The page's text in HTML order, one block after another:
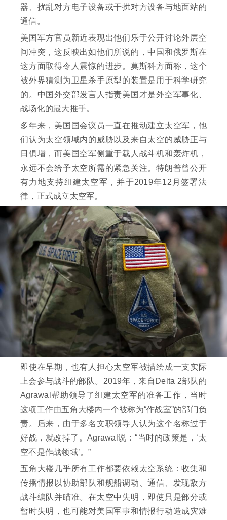
器、扰乱对方电子设备或干扰对方设备与地面站的
通信。
美国军方官员新近表现出他们乐于公开讨论外层空
间冲突，这反映出如他们所说的，中国和俄罗斯在
这方面取得令人震惊的进步。莫斯科方面称，这个
被外界猜测为卫星杀手原型的装置是用于科学研究
的。中国外交部发言人指责美国才是外空军事化、
战场化的最大推手。
多年来，美国国会议员一直在推动建立太空军，他
们认为太空领域内的威胁以及来自太空的威胁正与
日俱增，而美国空军侧重于载人战斗机和轰炸机，
永远不会给予太空所需的紧急关注。特朗普曾公开
有力地支持组建太空军，并于2019年12月签署法
律，正式成立太空军。
即使在早期，也有人担心太空军被描绘成一支实际
上会参与战斗的部队。2019年，来自Delta 2部队的
Agrawal帮助领导了组建太空军的准备工作，当时
这项工作由五角大楼内一个被称为“作战室”的部门负
责。后来，由于多名文职领导人认为这个名称过于
好战，就改掉了。Agrawal说：“当时的政策是，‘太
空不是作战领域’。”
五角大楼几乎所有工作都要依赖太空系统：收集和
传播情报以协助部队和舰船调动、通信、发现敌方
战斗编队并瞄准。在太空中失明，即使只是部分或
暂时失明，也可能对美国军事和情报行动造成灾难